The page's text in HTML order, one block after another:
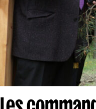
Les